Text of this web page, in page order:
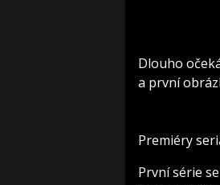
Dlouho
a první
Premiéry
První série